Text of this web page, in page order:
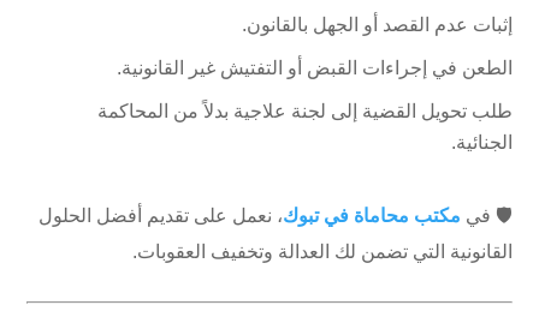
إثبات عدم القصد أو الجهل بالقانون.
الطعن في إجراءات القبض أو التفتيش غير القانونية.
طلب تحويل القضية إلى لجنة علاجية بدلاً من المحاكمة
الجنائية.
🛡️ في مكتب محاماة في تبوك، نعمل على تقديم أفضل الحلول
القانونية التي تضمن لك العدالة وتخفيف العقوبات.